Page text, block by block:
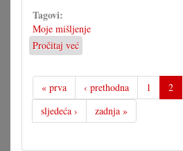
Tagovi:
Moje mišljenje
Pročitaj već
Zakon
mora
dati
odgovore
« prva ‹ prethodna 1 2
sljedeća ›
zadnja »